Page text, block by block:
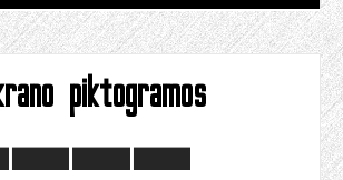
piktogramos